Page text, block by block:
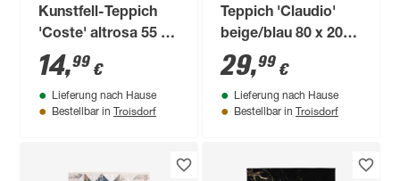
Kunstfell-Teppich
'Coste' altrosa 55 x
80 cm
14,99 €
Lieferung nach Hause
Bestellbar in Troisdorf
Teppich 'Claudio'
beige/blau 80 x 200
cm
29,99 €
Lieferung nach Hause
Bestellbar in Troisdorf